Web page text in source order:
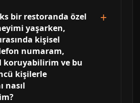
bir restoranda özel
yaşarken,
kişisel
numaram,
koruyabilirim ve bu
kişilerle
nasıl